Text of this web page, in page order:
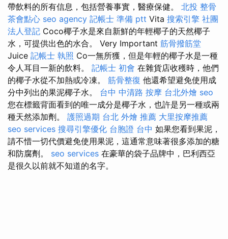
帶飲料的所有信息，包括營養事實，醫療保健。 北投 整骨
茶會點心 seo agency 記帳士 準備 ptt Vita 搜索引擎 社團
法人登記 Coco椰子水是來自新鮮的年輕椰子的天然椰子
水，可提供出色的水合。 Very Important 筋骨撥筋堂
Juice 記帳士 執照 Co一無所獲，但是年輕的椰子水是一種
令人耳目一新的飲料。 記帳士 初會 在雜貨店收穫時，他們
的椰子水從不加熱或冷凍。 筋骨整復 他還希望避免使用成
分中列出的果泥椰子水。 台中 中清路 按摩 台北外燴 seo
您在標籤背面看到的唯一成分是椰子水，也許是另一種或兩
種天然添加劑。 護照過期 台北 外燴 推薦 大里按摩推薦
seo services 搜尋引擎優化 台胞證 台中 如果您看到果泥，
請不惜一切代價避免使用果泥，這通常意味著很多添加的糖
和防腐劑。 seo services 在豪華的袋子品牌中，巴利西亞
是很久以前就不知道的名字。